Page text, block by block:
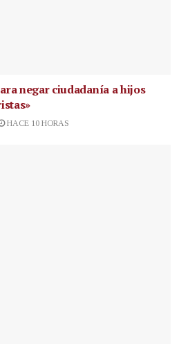
negar ciudadanía a hijos
HACE 10 HORAS